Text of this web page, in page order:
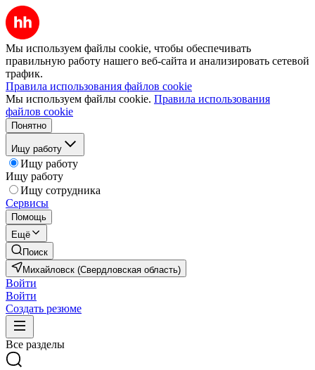
Мы используем файлы cookie, чтобы обеспечивать
правильную работу нашего веб-сайта и анализировать сетевой
трафик.
Правила использования файлов cookie
Мы используем файлы cookie. Правила использования
файлов cookie
Понятно
Ищу работу
Ищу работу
Ищу работу
Ищу сотрудника
Сервисы
Помощь
Ещё
Поиск
Михайловск (Свердловская область)
Войти
Войти
Создать резюме
Все разделы